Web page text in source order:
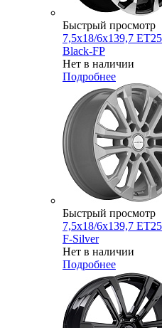
Быстрый просмотр
7,5x18/6x139,7
Black-FP
Нет в наличии
Подробнее
Быстрый просмотр
7,5x18/6x139,7
F-Silver
Нет в наличии
Подробнее